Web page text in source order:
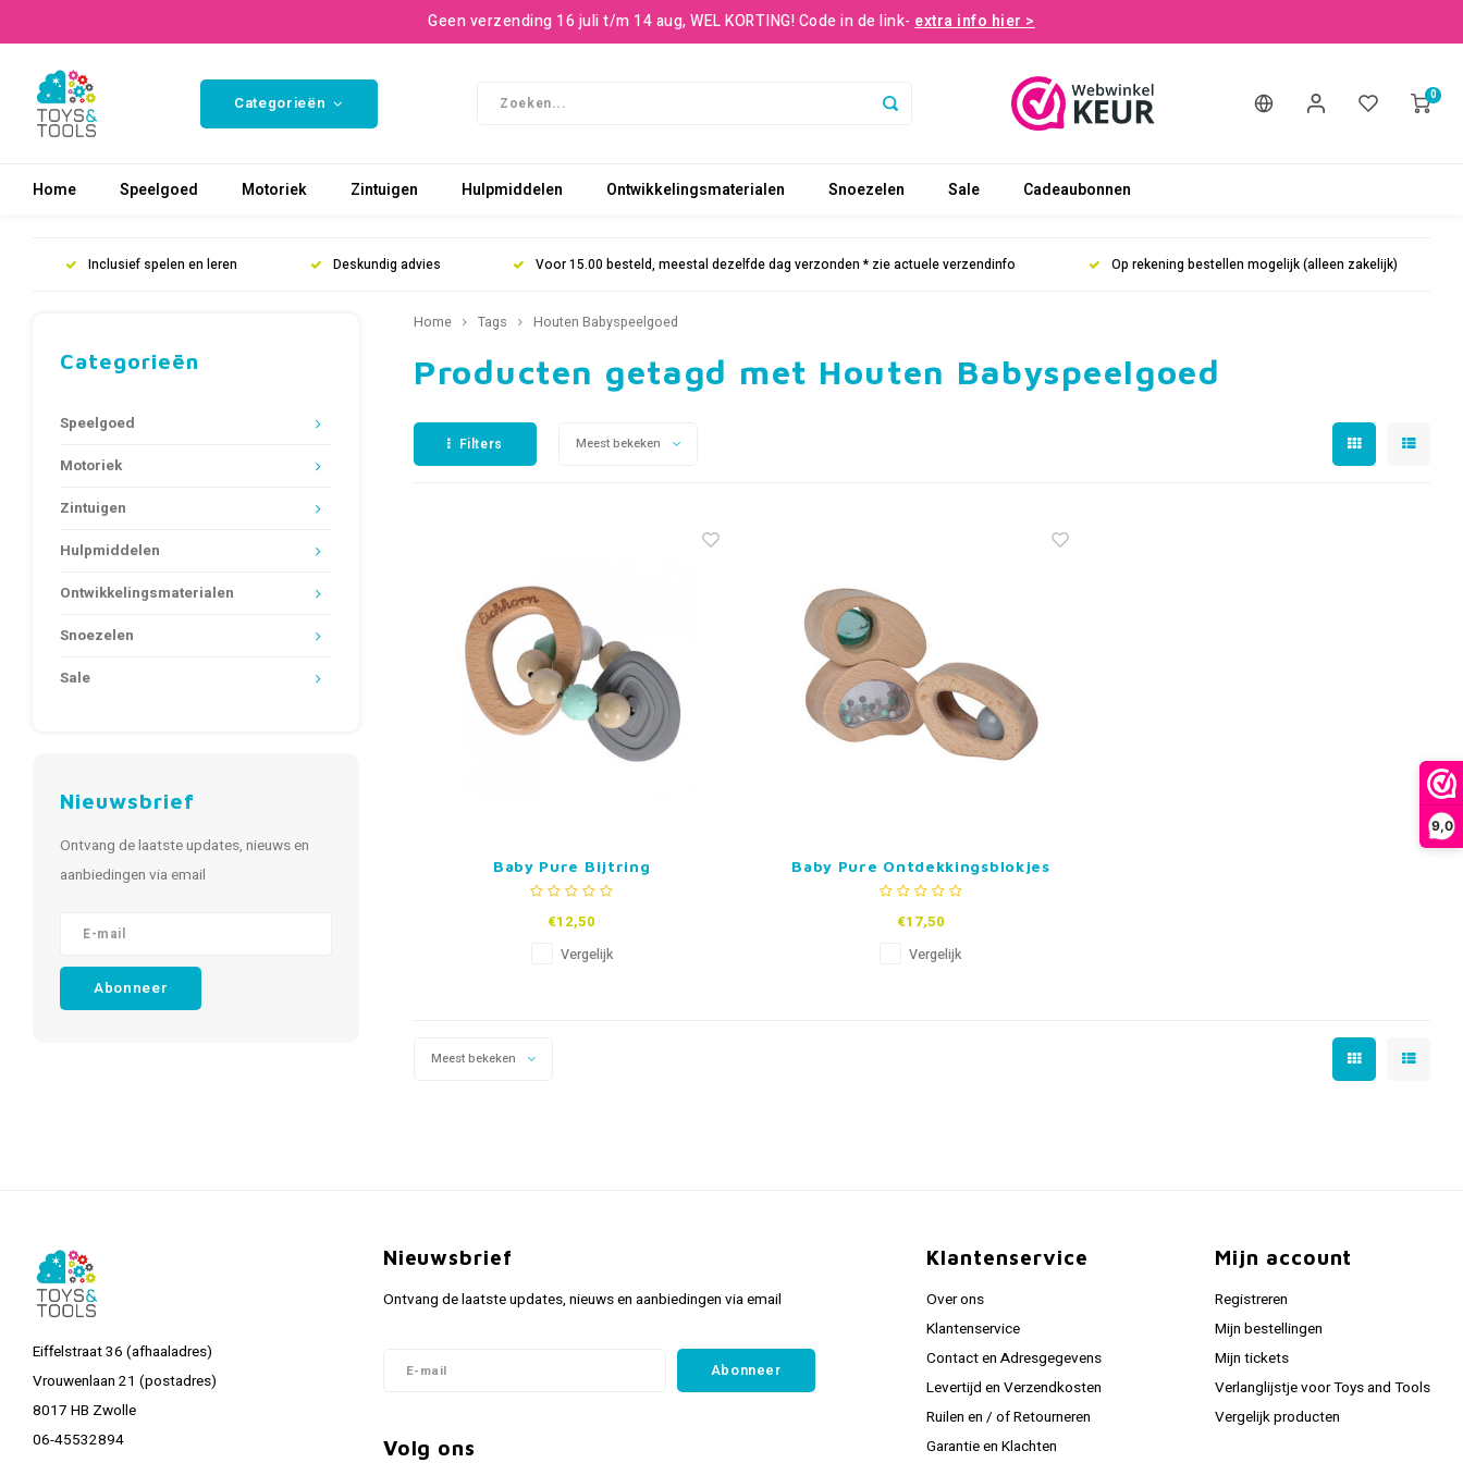
9,0
Geen verzending 16 juli t/m 14 aug, WEL KORTING! Code in de link- extra info hier >
Categorieën 0
Home Speelgoed Motoriek Zintuigen Hulpmiddelen Ontwikkelingsmaterialen Snoezelen Sale Cadeaubonnen
Inclusief spelen en leren Deskundig advies Voor 15.00 besteld, meestal dezelfde dag verzonden * zie actuele verzendinfo Op rekening bestellen mogelijk (alleen zakelijk)
Categorieën
Speelgoed
Motoriek
Zintuigen
Hulpmiddelen
Ontwikkelingsmaterialen
Snoezelen
Sale
Nieuwsbrief
Ontvang de laatste updates, nieuws en
aanbiedingen via email
Abonneer
Home Tags Houten Babyspeelgoed
Producten getagd met Houten Babyspeelgoed
Filters Meest bekeken
Baby Pure Bijtring
€12,50
Vergelijk
Baby Pure Ontdekkingsblokjes
€17,50
Vergelijk
Meest bekeken
Eiffelstraat 36 (afhaaladres)
Vrouwenlaan 21 (postadres)
8017 HB Zwolle
06-45532894
Nieuwsbrief
Ontvang de laatste updates, nieuws en aanbiedingen via email
Abonneer
Volg ons
Klantenservice
Over ons
Klantenservice
Contact en Adresgegevens
Levertijd en Verzendkosten
Ruilen en / of Retourneren
Garantie en Klachten
Mijn account
Registreren
Mijn bestellingen
Mijn tickets
Verlanglijstje voor Toys and Tools
Vergelijk producten